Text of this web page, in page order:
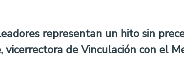
representan un hito sin
de Vinculación con el